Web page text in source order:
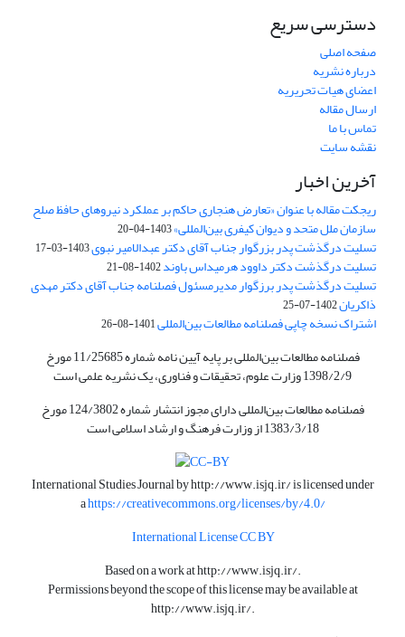
دسترسی سریع
صفحه اصلی
درباره نشریه
اعضای هیات تحریریه
ارسال مقاله
تماس با ما
نقشه سایت
آخرین اخبار
ریجکت مقاله با عنوان «تعارض هنجاری حاکم بر عملکرد نیروهای حافظ صلح
سازمان ملل متحد و دیوان کیفری بین‌المللی»1403-04-20
تسلیت درگذشت پدر بزرگوار جناب آقای دکتر عبدالامیر نبوی1403-03-17
تسلیت درگذشت دکتر داوود هرمیداس باوند1402-08-21
تسلیت درگذشت پدر برزگوار مدیرمسئول فصلنامه جناب آقای دکتر مهدی
ذاکریان1402-07-25
اشتراک نسخه چاپی فصلنامه مطالعات بین‌المللی1401-08-26
فصلنامه مطالعات بین‌المللی بر پایه آیین نامه شماره 11/25685 مورخ
1398/2/9 وزارت علوم، تحقیقات و فناوری، یک نشریه علمی است
فصلنامه مطالعات بین‌المللی دارای مجوز انتشار شماره 124/3802 مورخ
1383/3/18 از وزارت فرهنگ و ارشاد اسلامی است
International Studies Journal byhttp://www.isjq.ir/is licensed under
ahttps://creativecommons.org/licenses/by/4.0/
International License CC BY
Based on a work athttp://www.isjq.ir/.
Permissions beyond the scope of this license may be available at
http://www.isjq.ir/.